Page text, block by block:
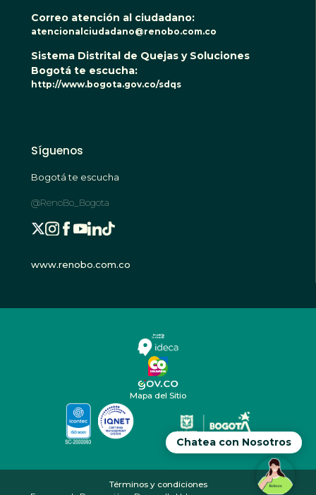
Chatea con Nosotros
Correo atención al ciudadano:
atencionalciudadano@renobo.com.co
Sistema Distrital de Quejas y Soluciones
Bogotá te escucha:
http://www.bogota.gov.co/sdqs
Síguenos
Bogotá te escucha
@RenoBo_Bogota
www.renobo.com.co
Mapa del Sitio
Términos y condiciones